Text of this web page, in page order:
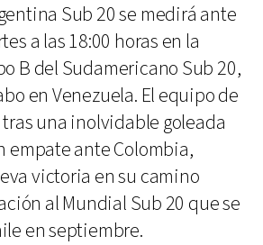
Sub 20 se medirá ante
a las 18:00 horas en la
B del Sudamericano Sub 20,
en Venezuela. El equipo de
una inolvidable goleada
empate ante Colombia,
victoria en su camino
al Mundial Sub 20 que se
en septiembre.